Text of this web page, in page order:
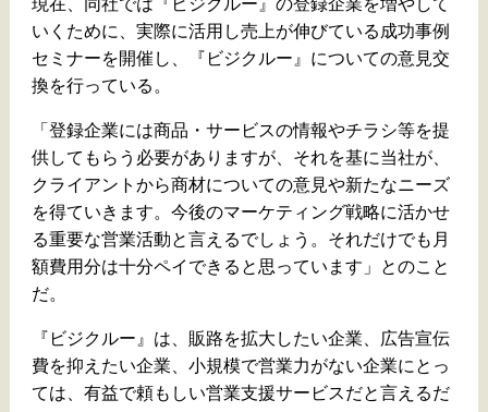
現在、同社では『ビジクルー』の登録企業を増やして
いくために、実際に活用し売上が伸びている成功事例
セミナーを開催し、『ビジクルー』についての意見交
換を行っている。
「登録企業には商品・サービスの情報やチラシ等を提
供してもらう必要がありますが、それを基に当社が、
クライアントから商材についての意見や新たなニーズ
を得ていきます。今後のマーケティング戦略に活かせ
る重要な営業活動と言えるでしょう。それだけでも月
額費用分は十分ペイできると思っています」とのこと
だ。
『ビジクルー』は、販路を拡大したい企業、広告宣伝
費を抑えたい企業、小規模で営業力がない企業にとっ
ては、有益で頼もしい営業支援サービスだと言えるだ